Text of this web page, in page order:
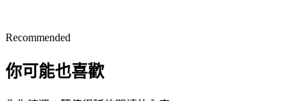
Recommended
你可能也喜歡